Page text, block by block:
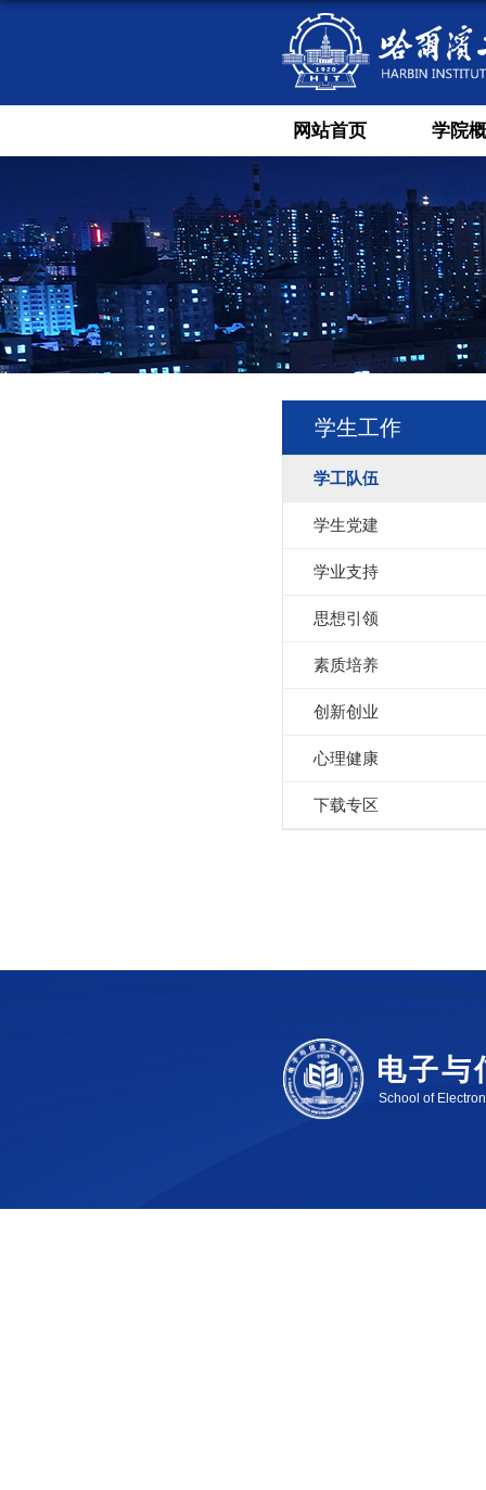
网站首页 学院
学生工作
学工队伍
学生党建
学业支持
思想引领
素质培养
创新创业
心理健康
下载专区